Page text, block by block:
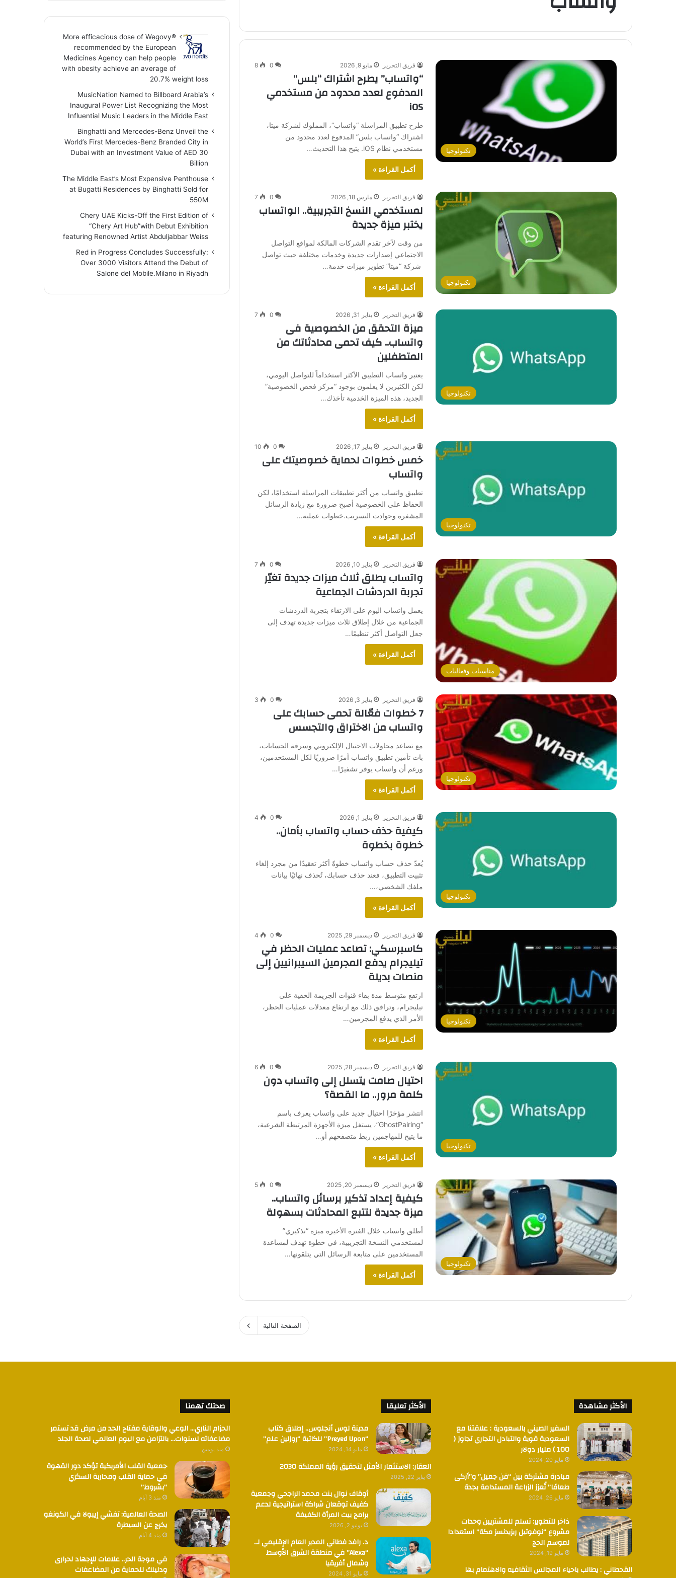
تكنولوجيا
فريق التحرير مايو 9, 2026 0
8
“واتساب” يطرح اشتراك “بلس”
المدفوع لعدد محدود من مستخدمي
iOS
طرح تطبيق المراسلة “واتساب“، المملوك لشركة ميتا،
اشتراك “واتساب بلس” المدفوع لعدد محدود من
مستخدمي نظام iOS. يتيح هذا التحديث…
أكمل القراءة »
تكنولوجيا
فريق التحرير مارس 18, 2026 0
7
لمستخدمي النسخ التجريبية.. الواتساب
يختبر ميزة جديدة
من وقت لآخر تقدم الشركات المالكة لمواقع التواصل
الاجتماعي إصدارات جديدة وخدمات مختلفة حيث تواصل
شركة “ميتا” تطوير ميزات خدمة…
أكمل القراءة »
تكنولوجيا
فريق التحرير يناير 31, 2026 0
7
ميزة التحقق من الخصوصية فى
واتساب.. كيف تحمى محادثاتك من
المتطفلين
يعتبر واتساب التطبيق الأكثر استخداماً للتواصل اليومي،
لكن الكثيرين لا يعلمون بوجود “مركز فحص الخصوصية”
الجديد، هذه الميزة الخدمية تأخذك…
أكمل القراءة »
تكنولوجيا
فريق التحرير يناير 17, 2026 0
10
خمس خطوات لحماية خصوصيتك على
واتساب
تطبيق واتساب من أكثر تطبيقات المراسلة استخدامًا، لكن
الحفاظ على الخصوصية أصبح ضرورة مع زيادة الرسائل
المشفرة وحوادث التسريب.خطوات عملية…
أكمل القراءة »
مناسبات وفعاليات
فريق التحرير يناير 10, 2026 0
7
واتساب يطلق ثلاث ميزات جديدة تغيّر
تجربة الدردشات الجماعية
يعمل واتساب اليوم على الارتقاء بتجربة الدردشات
الجماعية من خلال إطلاق ثلاث ميزات جديدة تهدف إلى
جعل التواصل أكثر تنظيمًا…
أكمل القراءة »
تكنولوجيا
فريق التحرير يناير 3, 2026 0
3
7 خطوات فعّالة تحمى حسابك على
واتساب من الاختراق والتجسس
مع تصاعد محاولات الاحتيال الإلكتروني وسرقة الحسابات،
بات تأمين تطبيق واتساب أمرًا ضروريًا لكل المستخدمين،
ورغم أن واتساب يوفر تشفيرًا…
أكمل القراءة »
تكنولوجيا
فريق التحرير يناير 1, 2026 0
4
كيفية حذف حساب واتساب بأمان..
خطوة بخطوة
يُعدّ حذف حساب واتساب خطوةً أكثر تعقيدًا من مجرد إلغاء
تثبيت التطبيق، فعند حذف حسابك، تُحذف نهائيًا بيانات
ملفك الشخصي،…
أكمل القراءة »
تكنولوجيا
فريق التحرير ديسمبر 29, 2025 0
4
كاسبرسكي: تصاعد عمليات الحظر في
تيليجرام يدفع المجرمين السيبرانيين إلى
منصات بديلة
ارتفع متوسط مدة بقاء قنوات الجريمة الخفية على
تيليجرام، وترافق ذلك مع ارتفاع معدلات عمليات الحظر،
الأمر الذي يدفع المجرمين…
أكمل القراءة »
تكنولوجيا
فريق التحرير ديسمبر 28, 2025 0
6
احتيال صامت يتسلل إلى واتساب دون
كلمة مرور.. ما القصة؟
انتشر مؤخرًا احتيال جديد على واتساب يعرف باسم
“GhostPairing”، يستغل ميزة الأجهزة المرتبطة الشرعية،
ما يتيح للمهاجمين ربط متصفحهم أو…
أكمل القراءة »
تكنولوجيا
فريق التحرير ديسمبر 20, 2025 0
5
كيفية إعداد تذكير برسائل واتساب..
ميزة جديدة لتتبع المحادثات بسهولة
أطلق واتساب خلال الفترة الأخيرة ميزة “تذكيري”
لمستخدمي النسخة التجريبية، في خطوة تهدف لمساعدة
المستخدمين على متابعة الرسائل التي يتلقونها…
أكمل القراءة »
الصفحة التالية
More efficacious dose of Wegovy®️
recommended by the European
Medicines Agency can help people
with obesity achieve an average of
20.7% weight loss
MusicNation Named to Billboard Arabia’s
Inaugural Power List Recognizing the Most
Influential Music Leaders in the Middle East
Binghatti and Mercedes-Benz Unveil the
World’s First Mercedes-Benz Branded City in
Dubai with an Investment Value of AED 30
Billion
The Middle East’s Most Expensive Penthouse
at Bugatti Residences by Binghatti Sold for
550M
Chery UAE Kicks-Off the First Edition of
“Chery Art Hub”with Debut Exhibition
featuring Renowned Artist Abduljabbar Weiss
Red in Progress Concludes Successfully:
Over 3000 Visitors Attend the Debut of
Salone del Mobile.Milano in Riyadh
الأكثر مشاهدة
السفير الصيني بالسعودية : علاقتنا مع
السعودية قوية والتبادل التجاري تجاوز (
100 ) مليار دولار
مايو 20, 2024
مبادرة مشتركة بين “فن جميل” و”أزكى
طعامًا” تُعزز الزراعة المستدامة بجدة
مايو 26, 2024
ذاخر للتطوير: تسلم للمشتريين وحدات
مشروع “نوفوتيل ريزيدنسز مكة” استعدادا
لموسم الحج
مايو 19, 2024
القحطاني : يطالب باحياء المجالس الثقافيه والاهتمام بها
الأكثر تعليقا
مدينة لوس أنجلوس.. إطلاق كتاب
“Preyed Upon” للكاتبة “روزلين علم”
مايو 14, 2024
العقار: الاستثمار الأمثل لتحقيق رؤية المملكة 2030
يناير 22, 2025
أوقاف نوال بنت محمد الراجحي وجمعية
كفيف توقعان شراكة استراتيجية لدعم
برامج بيت المرأة الكفيفة
يونيو 2, 2026
د. رافد فطاني المدير العام الإقليمي لـ.
“Alexa” في منطقة الشرق الأوسط
وشمال أفريقيا
مايو 31, 2024
صحتك تهمنا
الحزام الناري… الوعي والوقاية مفتاح الحد من مرض قد تستمر
مضاعفاته لسنوات… بالتزامن مع اليوم العالمي لصحة الجلد
منذ يومين
جمعية القلب الأمريكية تؤكد دور القهوة
في حماية القلب ومحاربة السكري
“بشروط”
منذ 3 أيام
الصحة العالمية: تفشي إيبولا في الكونغو
يخرج عن السيطرة
منذ 4 أيام
في موجة الحر.. علامات للإجهاد لحرارى
ودليلك للحماية من المضاعفات